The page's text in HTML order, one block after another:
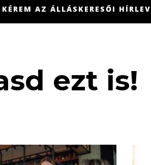
KÉREM AZ ÁLLÁSKERESŐI
ezt is!